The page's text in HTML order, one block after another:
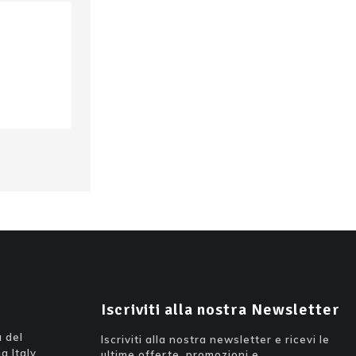
del
Italy
Iscriviti alla nostra Newsletter
Iscriviti alla nostra newsletter e ricevi le